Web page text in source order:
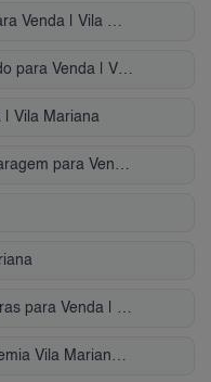
Sobrado com ar condicionado para Venda | Vila Mariana
Apartamento com ar condicionado para Venda | Vila Mariana
| Vila Mariana
Apartamento com depósito na garagem para Venda | Vila Mariana
Apartamento com portaria 24 horas para Venda | Vila Mariana
Condomínio Para Venda C Academia Vila Mariana - SP